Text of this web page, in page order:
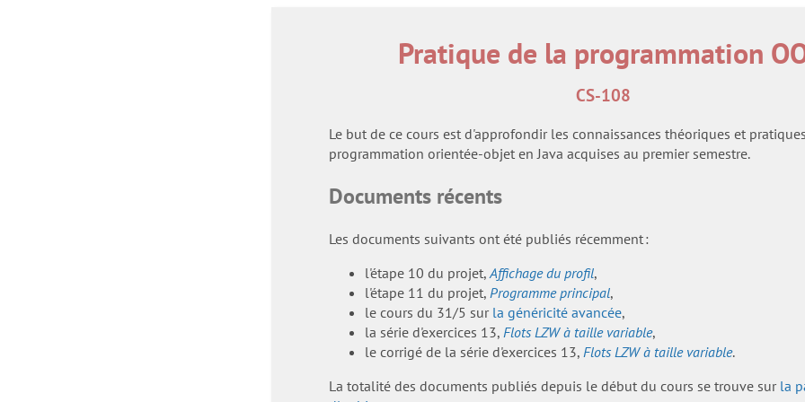
Pratique de la programmation
CS-108
Le but de ce cours est d'approfondir les connaissances théoriques et
programmation orientée-objet en Java acquises au premier semestre.
Documents récents
Les documents suivants ont été publiés récemment :
l'étape 10 du projet,Affichage du profil,
l'étape 11 du projet, Programme principal,
le cours du 31/5 sur la généricité avancée,
la série d'exercices 13, Flots LZW à taille variable,
le corrigé de la série d'exercices 13, Flots LZW à taille variable.
La totalité des documents publiés depuis le début du cours se trouve sur la